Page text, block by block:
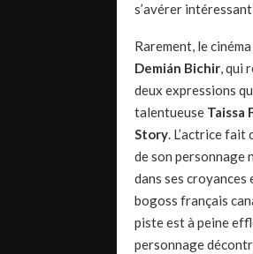
s’avérer
Rarement, le
Demián Bichir, qui
deux expressions
talentueuse Taissa
Story. L’actrice fait
de son personnage
dans ses croyances
bogoss français
piste est à peine
personnage